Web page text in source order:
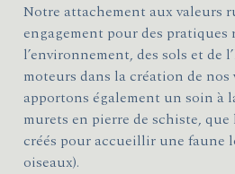
Notre attachement aux valeurs
engagement pour des pratiques
l’environnement, des sols et de
moteurs dans la création de nos
apportons également un soin à
murets en pierre de schiste,
créés pour accueillir une faune
oiseaux).